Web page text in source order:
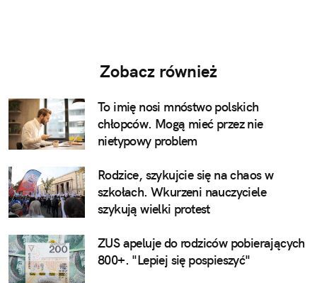
Zobacz również
To imię nosi mnóstwo polskich
chłopców. Mogą mieć przez nie
nietypowy problem
Rodzice, szykujcie się na chaos w
szkołach. Wkurzeni nauczyciele
szykują wielki protest
ZUS apeluje do rodziców pobierających
800+. "Lepiej się pospieszyć"